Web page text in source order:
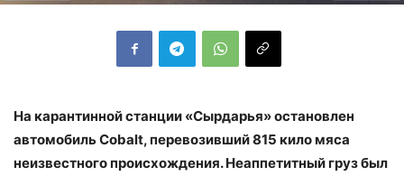
На карантинной станции «Сырдарья» остановлен
автомобильCobalt, перевозивший 815 кило мяса
неизвестного происхождения. Неаппетитный груз был